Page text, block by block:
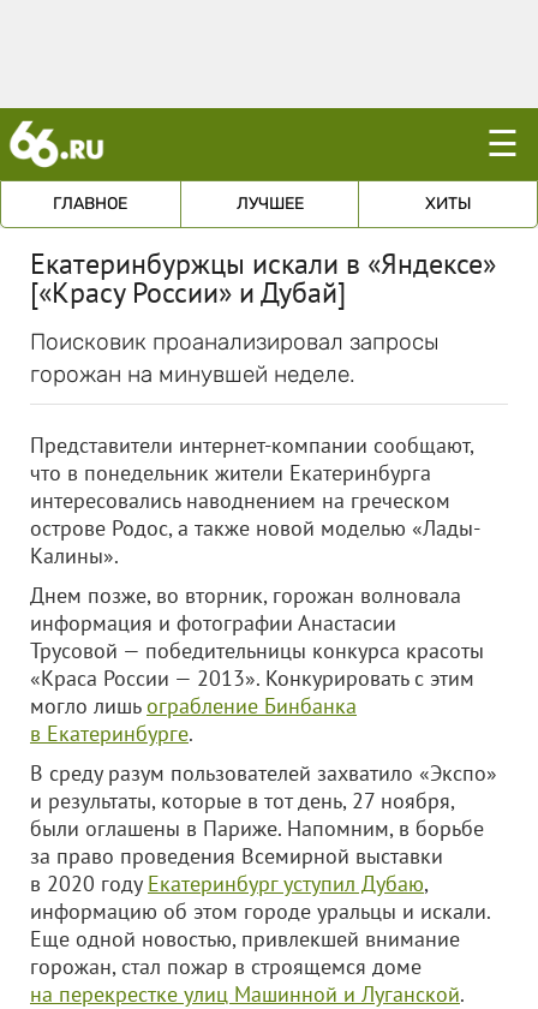
☰
ГЛАВНОЕ ЛУЧШЕЕ ХИТЫ
Екатеринбуржцы искали в «Яндексе»
[«Красу России» и Дубай]
Поисковик проанализировал запросы
горожан на минувшей неделе.
Представители интернет-компании сообщают,
что в понедельник жители Екатеринбурга
интересовались наводнением на греческом
острове Родос, а также новой моделью «Лады-
Калины».
Днем позже, во вторник, горожан волновала
информация и фотографии Анастасии
Трусовой — победительницы конкурса красоты
«Краса России — 2013». Конкурировать с этим
могло лишьограбление Бинбанка
в Екатеринбурге.
В среду разум пользователей захватило «Экспо»
и результаты, которые в тот день, 27 ноября,
были оглашены в Париже. Напомним, в борьбе
за право проведения Всемирной выставки
в 2020 году Екатеринбург уступил Дубаю,
информацию об этом городе уральцы и искали.
Еще одной новостью, привлекшей внимание
горожан, стал пожар в строящемся доме
на перекрестке улиц Машинной и Луганской.